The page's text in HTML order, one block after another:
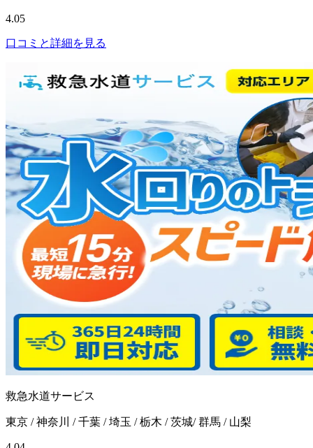
4.05
口コミと詳細を見る
救急水道サービス
東京 / 神奈川 / 千葉 / 埼玉 / 栃木 / 茨城/ 群馬 / 山梨